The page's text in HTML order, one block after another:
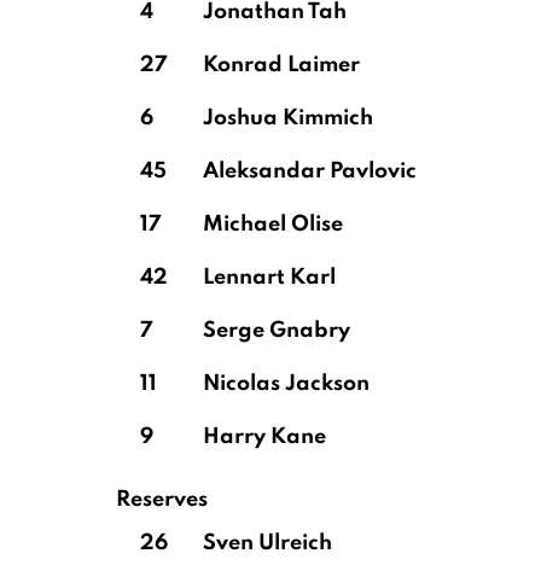
4 Jonathan Tah
27 Konrad Laimer
6 Joshua Kimmich
45 Aleksandar Pavlovic
17 Michael Olise
42 Lennart Karl
7 Serge Gnabry
11 Nicolas Jackson
9 Harry Kane
Reserves
26
Sven Ulreich